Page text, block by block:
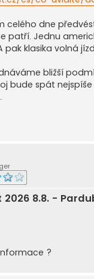
celého dne
patří. Jednu
pak klasika volná
bližší
bude spát nejspíše
2026 8.8. -
?